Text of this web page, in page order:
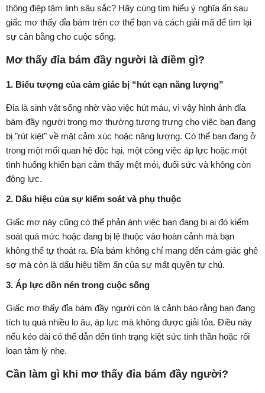
thông điệp tâm linh sâu sắc? Hãy cùng tìm hiểu ý nghĩa ẩn sau
giấc mơ thấy đỉa bám trên cơ thể bạn và cách giải mã để tìm lại
sự cân bằng cho cuộc sống.
Mơ thấy đỉa bám đầy người là điềm gì?
1. Biểu tượng của cảm giác bị “hút cạn năng lượng”
Đỉa là sinh vật sống nhờ vào việc hút máu, vì vậy hình ảnh đỉa
bám đầy người trong mơ thường tượng trưng cho việc bạn đang
bị "rút kiệt" về mặt cảm xúc hoặc năng lượng. Có thể bạn đang ở
trong một mối quan hệ độc hại, một công việc áp lực hoặc một
tình huống khiến bạn cảm thấy mệt mỏi, đuối sức và không còn
động lực.
2. Dấu hiệu của sự kiểm soát và phụ thuộc
Giấc mơ này cũng có thể phản ánh việc bạn đang bị ai đó kiểm
soát quá mức hoặc đang bị lệ thuộc vào hoàn cảnh mà bạn
không thể tự thoát ra. Đỉa bám không chỉ mang đến cảm giác ghê
sợ mà còn là dấu hiệu tiềm ẩn của sự mất quyền tự chủ.
3. Áp lực dồn nén trong cuộc sống
Giấc mơ thấy đỉa bám đầy người còn là cảnh báo rằng bạn đang
tích tụ quá nhiều lo âu, áp lực mà không được giải tỏa. Điều này
nếu kéo dài có thể dẫn đến tình trạng kiệt sức tinh thần hoặc rối
loạn tâm lý nhẹ.
Cần làm gì khi mơ thấy đỉa bám đầy người?